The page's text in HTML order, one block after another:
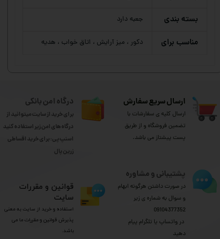
بسته بندی جعبه دارد
مناسب برای دکور ، میز آرایش ، اتاق خواب ، هدیه
ارسال سریع سفارش
ارسال کلیه ی سفارشات با
تضمین فروشگاه و از طریق
پست پیشتاز می باشد.
درگاه امن بانکی
برای خرید از سایت میتوانید از
درگاه های امن زیر استفاده کنید
اسنپ پی: برای خرید اقساطی
​​​​​​​زرین پال
پشتیبانی و مشاوره
در صورت داشتن هرگونه ابهام
و سوال به شماره ی زیر
09104377352
​​​​​​​ در واتساپ یا تلگرام پیام
دهید
​قوانین و مقررات
سایت
استفاده و خرید از سایت به معنی
پذیرش قوانین و مقررات ما می
باشد.